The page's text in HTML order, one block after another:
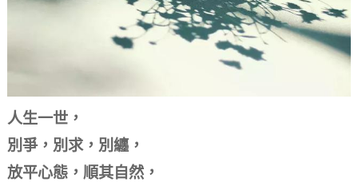
人生一世，
別爭，別求，別纏，
放平心態，順其自然，